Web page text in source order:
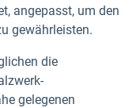
angepasst, um den
gewährleisten.
die
gelegenen